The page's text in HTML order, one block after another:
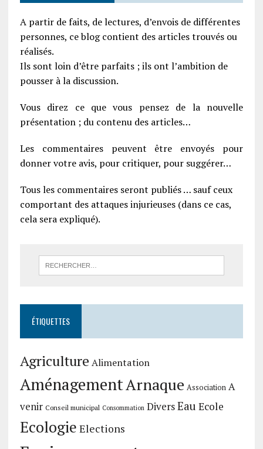
A partir de faits, de lectures, d’envois de différentes
personnes, ce blog contient des articles trouvés ou
réalisés.
Ils sont loin d’être parfaits ; ils ont l’ambition de
pousser à la discussion.
Vous direz ce que vous pensez de la nouvelle
présentation ; du contenu des articles…
Les commentaires peuvent être envoyés pour
donner votre avis, pour critiquer, pour suggérer…
Tous les commentaires seront publiés … sauf ceux
comportant des attaques injurieuses (dans ce cas,
cela sera expliqué).
ÉTIQUETTES
Agriculture Alimentation
AménagementArnaque Association A
venir Conseil municipal Consommation DiversEau Ecole
Ecologie Elections